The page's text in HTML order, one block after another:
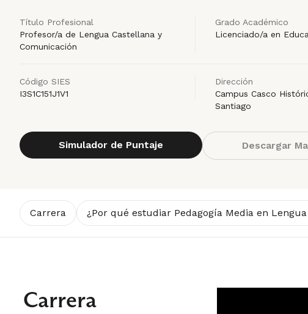
Título Profesional
Profesor/a de Lengua Castellana y
Comunicación
Grado Académico
Licenciado/a en
Código SIES
I3S1C151J1V1
Dirección
Campus Casco
Santiago
Simulador de Puntaje Descargar
Carrera ¿Por qué estudiar Pedagogía Media en
Carrera